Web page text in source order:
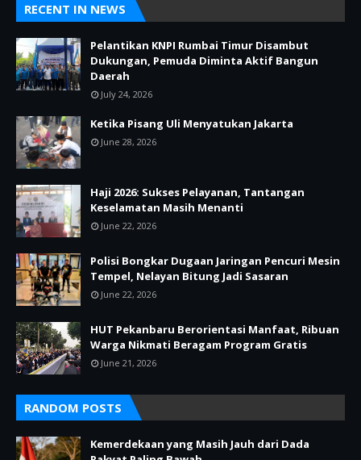
RECENT IN NEWS
Pelantikan KNPI Rumbai Timur Disambut
Dukungan, Pemuda Diminta Aktif Bangun
Daerah
July 24, 2026
Ketika Pisang Uli Menyatukan Jakarta
June 28, 2026
Haji 2026: Sukses Pelayanan, Tantangan
Keselamatan Masih Menanti
June 22, 2026
Polisi Bongkar Dugaan Jaringan Pencuri Mesin
Tempel, Nelayan Bitung Jadi Sasaran
June 22, 2026
HUT Pekanbaru Berorientasi Manfaat, Ribuan
Warga Nikmati Beragam Program Gratis
June 21, 2026
RANDOM POSTS
Kemerdekaan yang Masih Jauh dari Dada